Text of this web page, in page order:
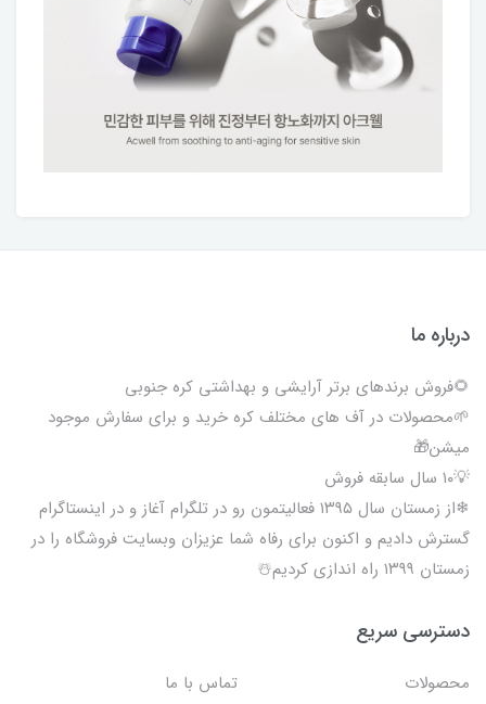
درباره ما
🌻فروش برندهای برتر آرایشی و بهداشتی کره جنوبی
🌱محصولات در آف های مختلف کره خرید و برای سفارش موجود
میشن🎁
💡۱۰ سال سابقه فروش
❄از زمستان سال ۱۳۹۵ فعالیتمون رو در تلگرام آغاز و در اینستاگرام
گسترش دادیم و اکنون برای رفاه شما عزیزان وبسایت فروشگاه را در
زمستان ۱۳۹۹ راه اندازی کردیم☃️
دسترسی سریع
محصولات تماس با ما